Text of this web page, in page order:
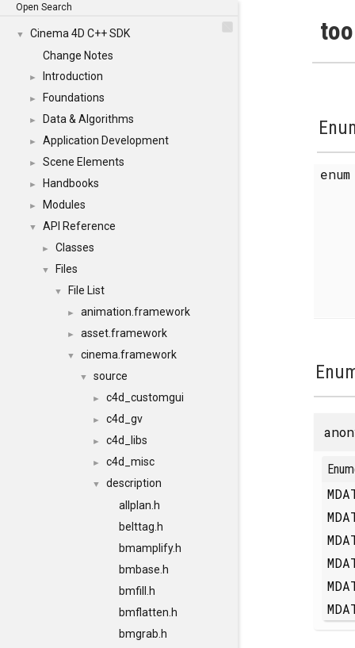
Open Search
▼
Cinema 4D C++ SDK
Change Notes
► Introduction
► Foundations
► Data & Algorithms
► Application Development
► Scene Elements
► Handbooks
► Modules
▼ API Reference
► Classes
▼ Files
▼ File List
► animation.framework
► asset.framework
▼ cinema.framework
▼ source
► c4d_customgui
► c4d_gv
► c4d_libs
► c4d_misc
▼
description
allplan.h
belttag.h
bmamplify.h
bmbase.h
bmfill.h
bmflatten.h
bmgrab.h